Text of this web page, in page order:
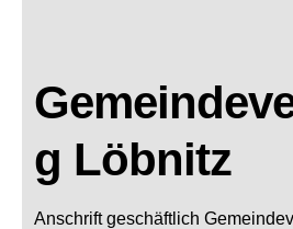
g Löbnitz
Anschrift geschäftlich